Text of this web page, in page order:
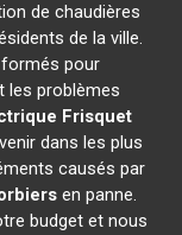
de chaudières
de la ville.
pour
les problèmes
Frisquet
dans les plus
causés par
en panne.
budget et nous